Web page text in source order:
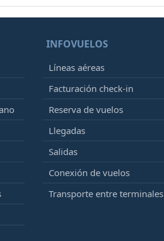
INFOVUELOS
Líneas aéreas
Facturación check-in
Reserva de vuelos
Llegadas
Salidas
Conexión de vuelos
Transporte entre terminales